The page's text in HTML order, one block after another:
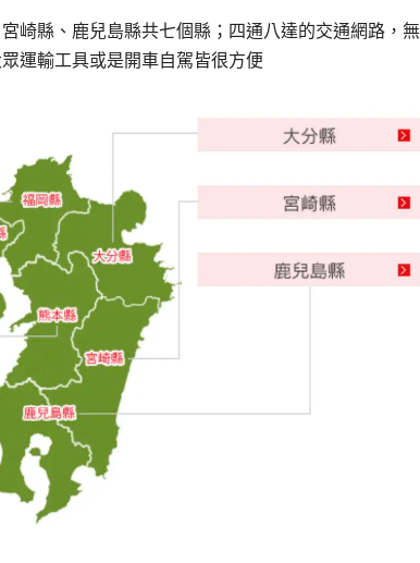
崎縣、鹿兒島縣共七個縣；四通八達的交通網路，無
運輸工具或是開車自駕皆很方便